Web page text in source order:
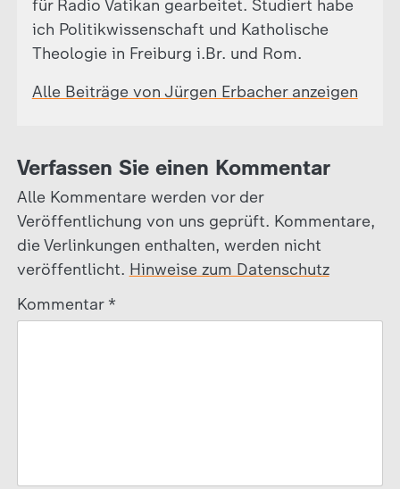
für Radio Vatikan gearbeitet. Studiert habe
ich Politikwissenschaft und Katholische
Theologie in Freiburg i.Br. und Rom.
Alle Beiträge von Jürgen Erbacher anzeigen
Verfassen Sie einen Kommentar
Alle Kommentare werden vor der
Veröffentlichung von uns geprüft. Kommentare,
die Verlinkungen enthalten, werden nicht
veröffentlicht. Hinweise zum Datenschutz
Kommentar *